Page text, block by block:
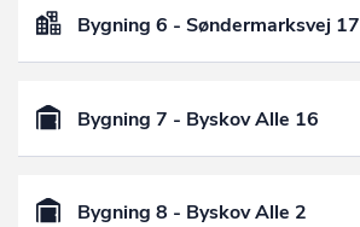
Bygning 6 - Søndermarksvej 17
Bygning 7 - Byskov Alle 16
Bygning 8 - Byskov Alle 2